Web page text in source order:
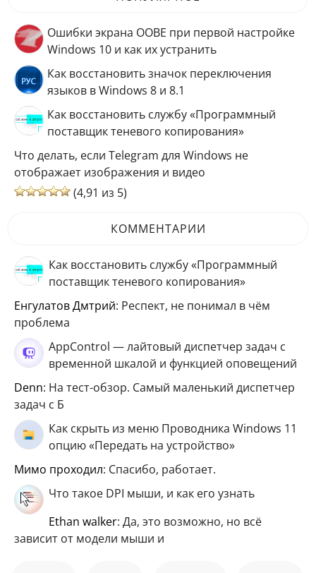
Ошибки экрана OOBE при первой настройке
Windows 10 и как их устранить
Как восстановить значок переключения
языков в Windows 8 и 8.1
Как восстановить службу «Программный
поставщик теневого копирования»
Что делать, если Telegram для Windows не
отображает изображения и видео
(4,91 из 5)
КОММЕНТАРИИ
Как восстановить службу «Программный
поставщик теневого копирования»
Енгулатов Дмтрий: Респект, не понимал в чём
проблема
AppControl — лайтовый диспетчер задач с
временной шкалой и функцией оповещений
Denn: На тест-обзор. Самый маленький диспетчер
задач с Б
Как скрыть из меню Проводника Windows 11
опцию «Передать на устройство»
мимо проходил: Спасибо, работает.
Что такое DPI мыши, и как его узнать
ethan walker: Да, это возможно, но всё
зависит от модели мыши и